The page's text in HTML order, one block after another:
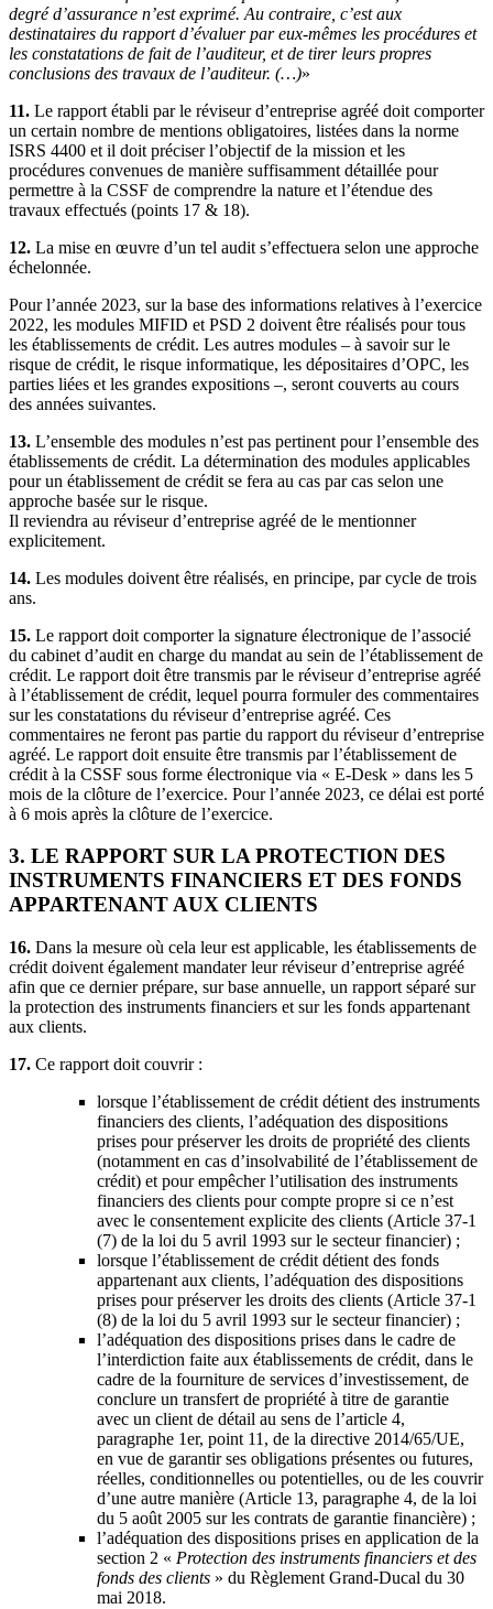
degré d’assurance n’est exprimé. Au contraire, c’est aux
destinataires du rapport d’évaluer par eux-mêmes les procédures et
les constatations de fait de l’auditeur, et de tirer leurs propres
conclusions des travaux de l’auditeur. (…)»
11. Le rapport établi par le réviseur d’entreprise agréé doit comporter
un certain nombre de mentions obligatoires, listées dans la norme
ISRS 4400 et il doit préciser l’objectif de la mission et les
procédures convenues de manière suffisamment détaillée pour
permettre à la CSSF de comprendre la nature et l’étendue des
travaux effectués (points 17 & 18).
12. La mise en œuvre d’un tel audit s’effectuera selon une approche
échelonnée.
Pour l’année 2023, sur la base des informations relatives à l’exercice
2022, les modules MIFID et PSD 2 doivent être réalisés pour tous
les établissements de crédit. Les autres modules – à savoir sur le
risque de crédit, le risque informatique, les dépositaires d’OPC, les
parties liées et les grandes expositions –, seront couverts au cours
des années suivantes.
13. L’ensemble des modules n’est pas pertinent pour l’ensemble des
établissements de crédit. La détermination des modules applicables
pour un établissement de crédit se fera au cas par cas selon une
approche basée sur le risque.
Il reviendra au réviseur d’entreprise agréé de le mentionner
explicitement.
14. Les modules doivent être réalisés, en principe, par cycle de trois
ans.
15. Le rapport doit comporter la signature électronique de l’associé
du cabinet d’audit en charge du mandat au sein de l’établissement de
crédit. Le rapport doit être transmis par le réviseur d’entreprise agréé
à l’établissement de crédit, lequel pourra formuler des commentaires
sur les constatations du réviseur d’entreprise agréé. Ces
commentaires ne feront pas partie du rapport du réviseur d’entreprise
agréé. Le rapport doit ensuite être transmis par l’établissement de
crédit à la CSSF sous forme électronique via « E-Desk » dans les 5
mois de la clôture de l’exercice. Pour l’année 2023, ce délai est porté
à 6 mois après la clôture de l’exercice.
3. LE RAPPORT SUR LA PROTECTION DES
INSTRUMENTS FINANCIERS ET DES FONDS
APPARTENANT AUX CLIENTS
16. Dans la mesure où cela leur est applicable, les établissements de
crédit doivent également mandater leur réviseur d’entreprise agréé
afin que ce dernier prépare, sur base annuelle, un rapport séparé sur
la protection des instruments financiers et sur les fonds appartenant
aux clients.
17. Ce rapport doit couvrir :
lorsque l’établissement de crédit détient des instruments
financiers des clients, l’adéquation des dispositions
prises pour préserver les droits de propriété des clients
(notamment en cas d’insolvabilité de l’établissement de
crédit) et pour empêcher l’utilisation des instruments
financiers des clients pour compte propre si ce n’est
avec le consentement explicite des clients (Article 37-1
(7) de la loi du 5 avril 1993 sur le secteur financier) ;
lorsque l’établissement de crédit détient des fonds
appartenant aux clients, l’adéquation des dispositions
prises pour préserver les droits des clients (Article 37-1
(8) de la loi du 5 avril 1993 sur le secteur financier) ;
l’adéquation des dispositions prises dans le cadre de
l’interdiction faite aux établissements de crédit, dans le
cadre de la fourniture de services d’investissement, de
conclure un transfert de propriété à titre de garantie
avec un client de détail au sens de l’article 4,
paragraphe 1er, point 11, de la directive 2014/65/UE,
en vue de garantir ses obligations présentes ou futures,
réelles, conditionnelles ou potentielles, ou de les couvrir
d’une autre manière (Article 13, paragraphe 4, de la loi
du 5 août 2005 sur les contrats de garantie financière) ;
l’adéquation des dispositions prises en application de la
section 2 « Protection des instruments financiers et des
fonds des clients » du Règlement Grand-Ducal du 30
mai 2018.